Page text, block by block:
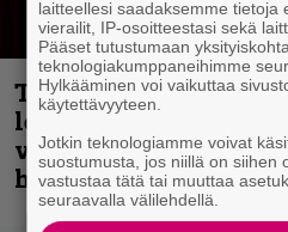
Thrash ’n’ roll -yhtye
levyjulkaisua
videolla – ”Oltiin
helvetin väsyneenä…”
laitteellesi saadaksemme tietoja
vierailit, IP-osoitteestasi sekä
Pääset tutustumaan
teknologiakumppaneihimme
Hylkääminen voi vaikuttaa
käytettävyyteen.
Jotkin teknologiamme voivat
suostumusta, jos niillä on siihen
vastustaa tätä tai muuttaa
seuraavalla välilehdellä.